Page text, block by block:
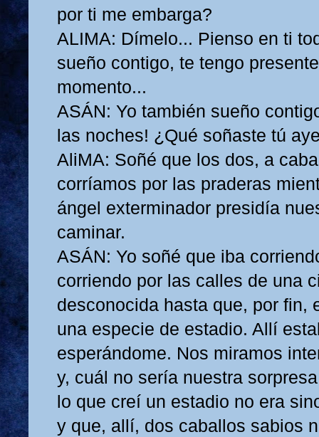
por ti me embarga?
ALIMA: Dímelo... Pienso en ti
sueño contigo, te tengo
momento...
ASÁN: Yo también sueño
las noches! ¿Qué soñaste tú
AliMA: Soñé que los dos, a
corríamos por las praderas
ángel exterminador presidía
caminar.
ASÁN: Yo soñé que iba
corriendo por las calles de una
desconocida hasta que, por fin,
una especie de estadio. Allí
esperándome. Nos miramos
y, cuál no sería nuestra
lo que creí un estadio no era
y que, allí, dos caballos sabios